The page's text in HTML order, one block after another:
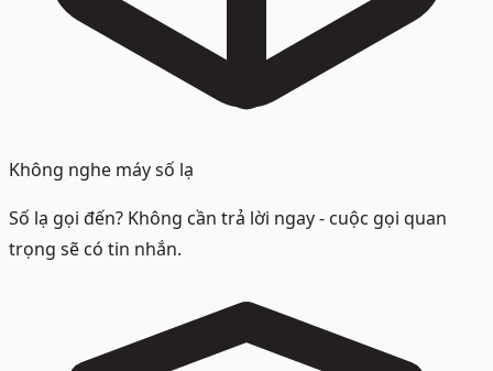
Không nghe máy số lạ
Số lạ gọi đến? Không cần trả lời ngay - cuộc gọi quan
trọng sẽ có tin nhắn.